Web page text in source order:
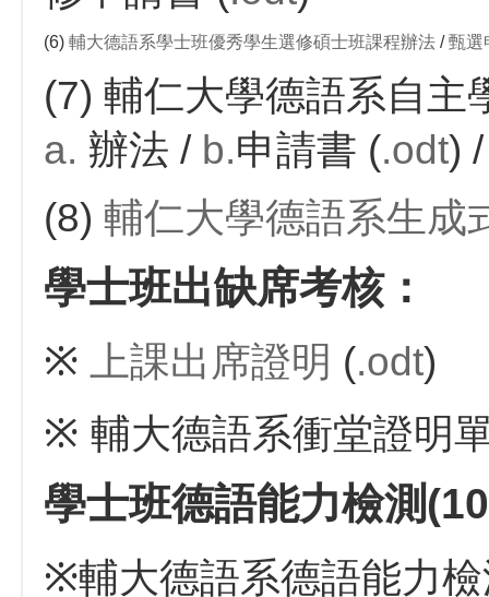
(6) 輔大德語系學士班優秀學生選修碩士班課程辦法 /甄選
(7) 輔仁大學德語系自主
a. 辦法 / b.申請書 (.odt)
(8) 輔仁大學德語系生成
學士班出缺席考核：
※ 上課出席證明 (.odt)
※ 輔大德語系衝堂證明
學士班德語能力檢測
※輔大德語系德語能力